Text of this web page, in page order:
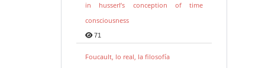
in husserl’s conception of time
consciousness
71
Foucault, lo real, la filosofía